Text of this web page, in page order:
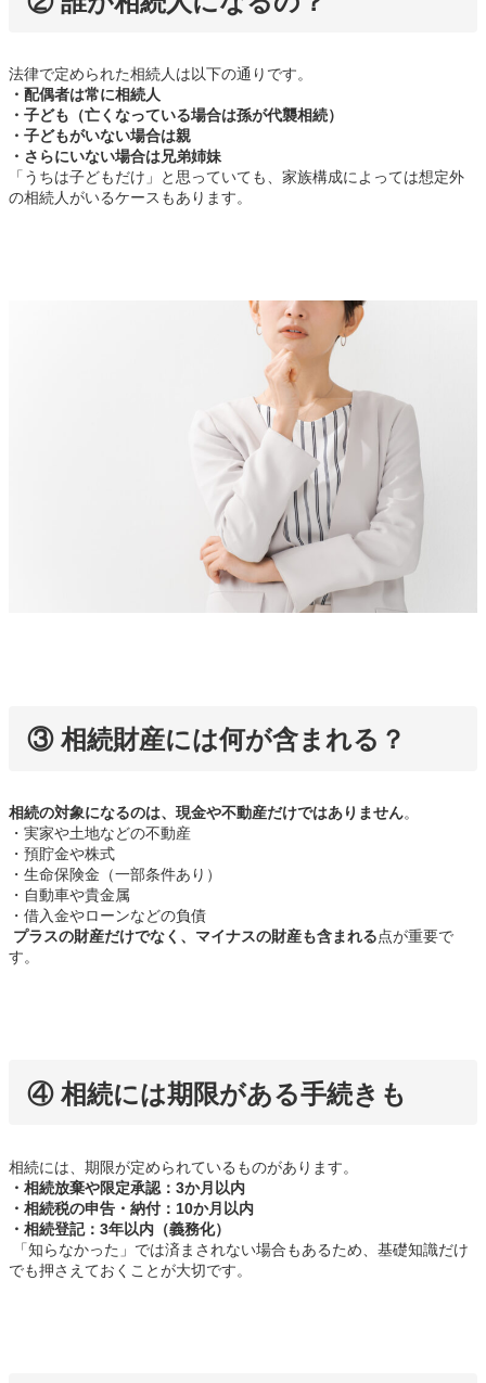
法律で定められた相続人は以下の通りです。
・配偶者は常に相続人
・子ども（亡くなっている場合は孫が代襲相続）
・子どもがいない場合は親
・さらにいない場合は兄弟姉妹
「うちは子どもだけ」と思っていても、家族構成によっては想定外
の相続人がいるケースもあります。
③ 相続財産には何が含まれる？
相続の対象になるのは、現金や不動産だけではありません。
・実家や土地などの不動産
・預貯金や株式
・生命保険金（一部条件あり）
・自動車や貴金属
・借入金やローンなどの負債
プラスの財産だけでなく、マイナスの財産も含まれる点が重要で
す。
④ 相続には期限がある手続きも
相続には、期限が定められているものがあります。
・相続放棄や限定承認：3か月以内
・相続税の申告・納付：10か月以内
・相続登記：3年以内（義務化）
「知らなかった」では済まされない場合もあるため、基礎知識だけ
でも押さえておくことが大切です。